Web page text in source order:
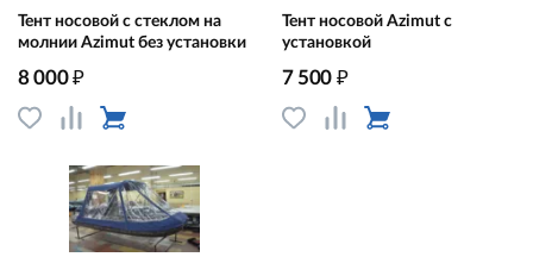
Тент носовой с стеклом на
молнии Azimut без установки
8 000₽
Тент носовой Azimut с
установкой
7 500 ₽